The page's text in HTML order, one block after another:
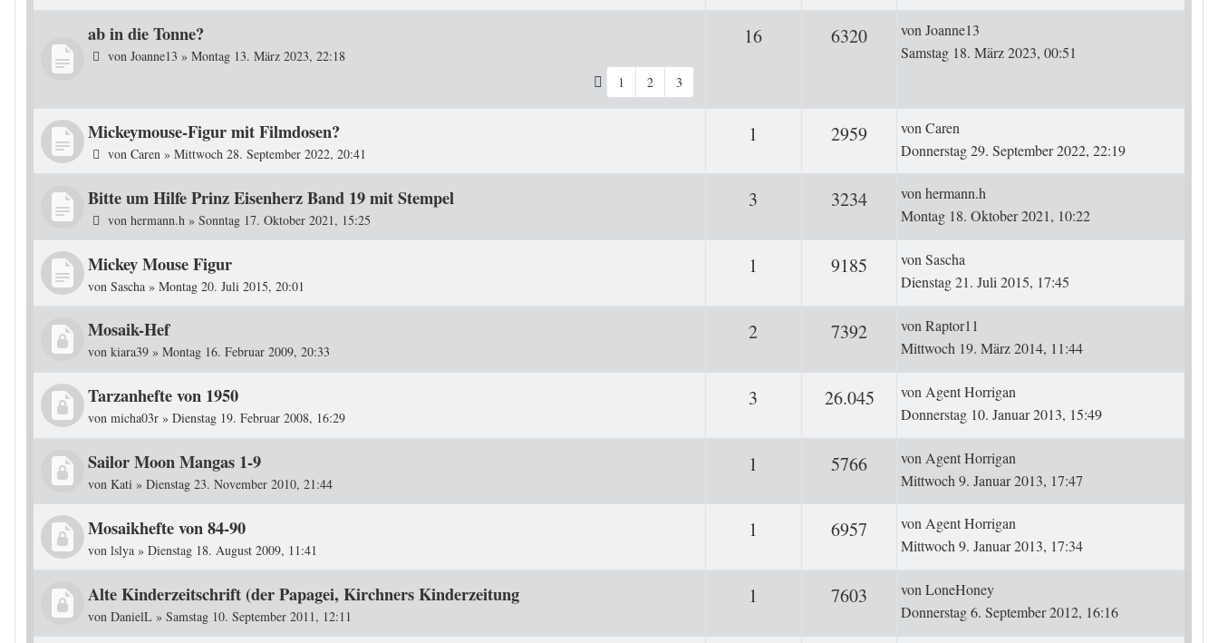
ab in die Tonne?
von Joanne13 » Montag 13. März 2023, 22:18
1
2 3
16Antworten6320ZugriffeLetzter Beitrag
vonJoanne13
Samstag 18. März 2023, 00:51
Mickeymouse-Figur mit Filmdosen?
von Caren » Mittwoch 28. September 2022, 20:41
1 Antworten2959ZugriffeLetzter Beitrag
vonCaren
Donnerstag 29. September 2022, 22:19
Bitte um Hilfe Prinz Eisenherz Band 19 mit Stempel
von hermann.h » Sonntag 17. Oktober 2021, 15:25
3 Antworten3234ZugriffeLetzter Beitrag
vonhermann.h
Montag 18. Oktober 2021, 10:22
Mickey Mouse Figur
von Sascha » Montag 20. Juli 2015, 20:01
1 Antworten9185 ZugriffeLetzter Beitrag
vonSascha
Dienstag 21. Juli 2015, 17:45
Mosaik-Hef
von kiara39 » Montag 16. Februar 2009, 20:33
2Antworten7392ZugriffeLetzter Beitrag
vonRaptor11
Mittwoch 19. März 2014, 11:44
Tarzanhefte von 1950
von micha03r » Dienstag 19. Februar 2008, 16:29
3 Antworten26.045Zugriffe
Letzter Beitrag
von Agent Horrigan
Donnerstag 10. Januar 2013, 15:49
Sailor Moon Mangas 1-9
von Kati » Dienstag 23. November 2010, 21:44
1 Antworten5766ZugriffeLetzter Beitrag
von Agent Horrigan
Mittwoch 9. Januar 2013, 17:47
Mosaikhefte von 84-90
von lslya » Dienstag 18. August 2009, 11:41
1 Antworten6957 ZugriffeLetzter Beitrag
vonAgent Horrigan
Mittwoch 9. Januar 2013, 17:34
Alte Kinderzeitschrift (der Papagei, Kirchners Kinderzeitung
von DanielL » Samstag 10. September 2011, 12:11
1 Antworten7603 ZugriffeLetzter Beitrag
vonLoneHoney
Donnerstag 6. September 2012, 16:16